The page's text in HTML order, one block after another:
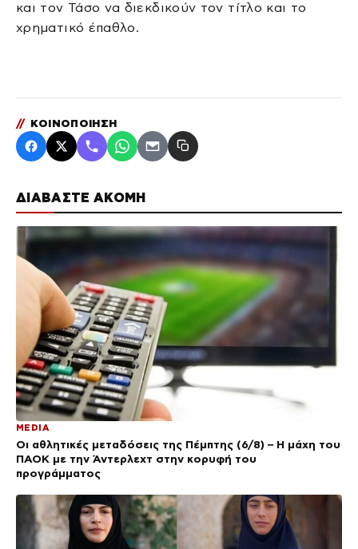
ΔΙΑΒΑΣΤΕ ΑΚΟΜΗ
MEDIA
Οι αθλητικές μεταδόσεις της Πέμπτης (6/8) – Η μάχη του
ΠΑΟΚ με την Άντερλεχτ στην κορυφή του
προγράμματος
και τον Τάσο να διεκδικούν τον τίτλο και το
χρηματικό έπαθλο.
// ΚΟΙΝΟΠΟΙΗΣΗ